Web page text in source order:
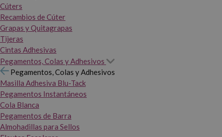
Cúters
Recambios de Cúter
Grapas y Quitagrapas
Tijeras
Cintas Adhesivas
Pegamentos, Colas y Adhesivos
Pegamentos, Colas y Adhesivos
Masilla Adhesiva Blu-Tack
Pegamentos Instantáneos
Cola Blanca
Pegamentos de Barra
Almohadillas para Sellos